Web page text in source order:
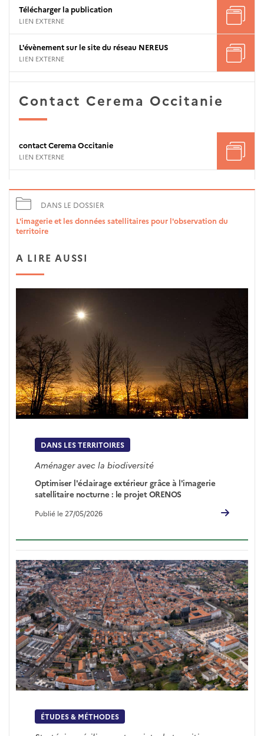
Télécharger la publication
LIEN EXTERNE
L'évènement sur le site du réseau NEREUS
LIEN EXTERNE
Contact Cerema Occitanie
contact Cerema Occitanie
LIEN EXTERNE
DANS LE DOSSIER
L'imagerie et les données satellitaires pour l'observation du
territoire
A LIRE AUSSI
DANS LES TERRITOIRES
Aménager avec la biodiversité
Optimiser l'éclairage extérieur grâce à l'imagerie
satellitaire nocturne : le projet ORENOS
Publié le 27/05/2026
ÉTUDES & MÉTHODES